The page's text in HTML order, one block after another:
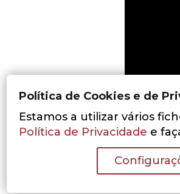
Política de Cookies e de
Estamos a utilizar vários
Política de Privacidade e